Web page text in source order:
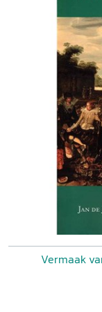
tolregisters,
reisgidsen. [...]
reisduur,
belangstelling.
[...] De reizen
veranderingen
veranderende
van
mensenhand
het beeld
gefascineerd
ook nog een
schrijft levendig.
hard, maar de
twijfelt aan de
berekening van
van het aantal
reisverslag aan
Vermaak